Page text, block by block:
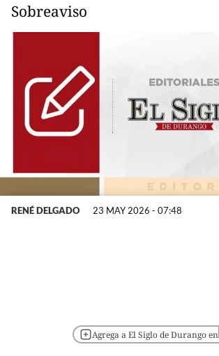
Sobreaviso
RENÉ DELGADO 23 MAY 2026 - 07:48
Agrega a El Siglo de Durango en